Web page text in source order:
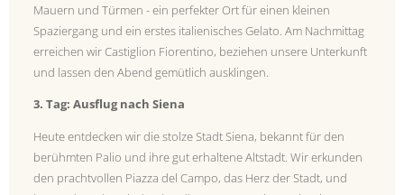
Mauern und Türmen - ein perfekter Ort für einen kleinen
Spaziergang und ein erstes italienisches Gelato. Am Nachmittag
erreichen wir Castiglion Fiorentino, beziehen unsere Unterkunft
und lassen den Abend gemütlich ausklingen.
3. Tag: Ausflug nach Siena
Heute entdecken wir die stolze Stadt Siena, bekannt für den
berühmten Palio und ihre gut erhaltene Altstadt. Wir erkunden
den prachtvollen Piazza del Campo, das Herz der Stadt, und